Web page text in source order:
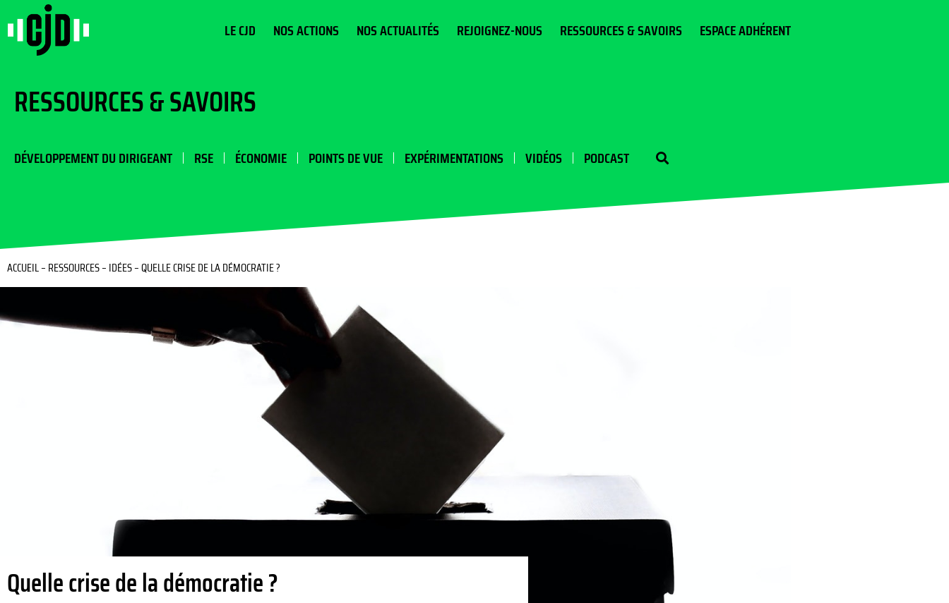
LE CJD NOS ACTIONS NOS ACTUALITÉS REJOIGNEZ-NOUS RESSOURCES & SAVOIRS ESPACE ADHÉRENT
RESSOURCES & SAVOIRS
DÉVELOPPEMENT DU DIRIGEANT RSE ÉCONOMIE POINTS DE VUE EXPÉRIMENTATIONS VIDÉOS PODCAST
ACCUEIL– RESSOURCES– IDÉES–QUELLE CRISE DE LA DÉMOCRATIE ?
Quelle crise de la démocratie ?